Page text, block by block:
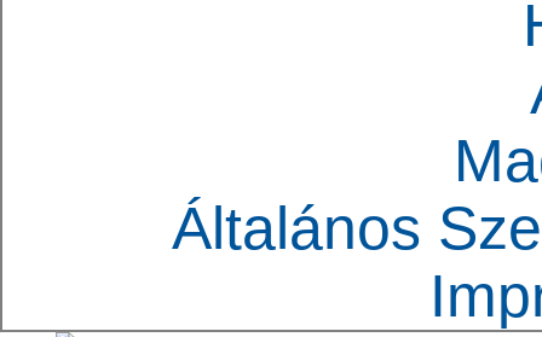
Általános